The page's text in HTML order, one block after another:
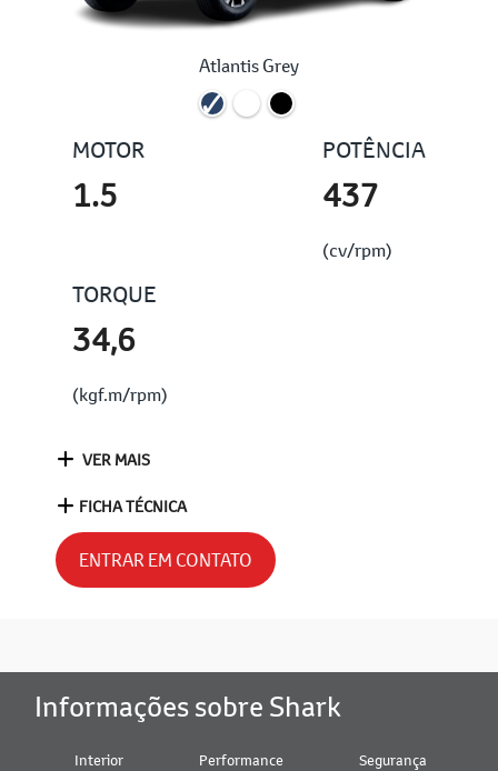
Atlantis Grey
MOTOR
1.5
POTÊNCIA
437
(cv/rpm)
TORQUE
34,6
(kgf.m/rpm)
VER MAIS
FICHA TÉCNICA
ENTRAR EM CONTATO
Informações sobre Shark
Interior Performance Segurança